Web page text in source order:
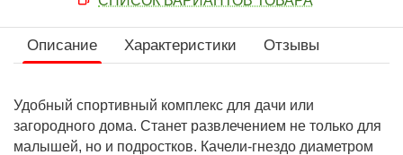
Описание Характеристики Отзывы
Удобный спортивный комплекс для дачи или
загородного дома. Станет развлечением не только для
малышей, но и подростков. Качели-гнездо диаметром